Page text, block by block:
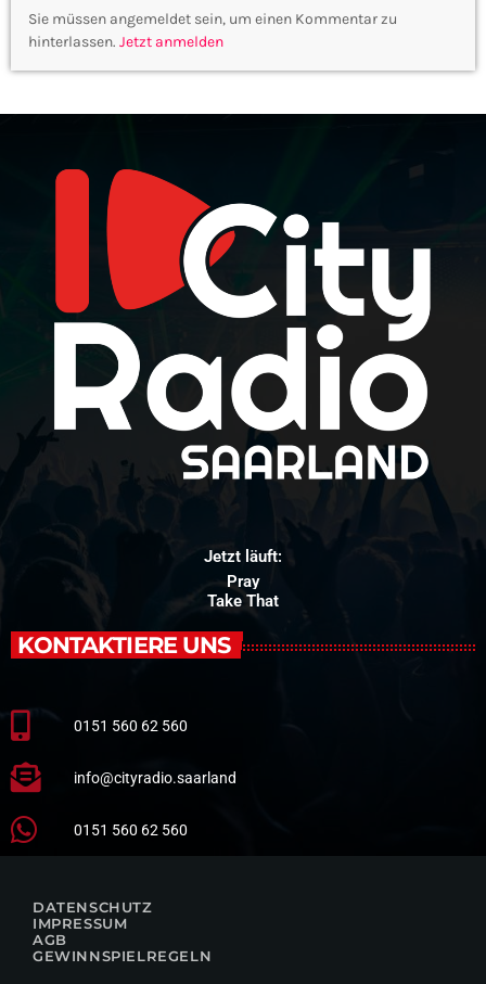
Sie müssen angemeldet sein, um einen Kommentar zu
hinterlassen. Jetzt anmelden
Jetzt läuft:
Pray
Take That
KONTAKTIERE UNS
0151 560 62 560
info@cityradio.saarland
0151 560 62 560
DATENSCHUTZ
IMPRESSUM
AGB
GEWINNSPIELREGELN